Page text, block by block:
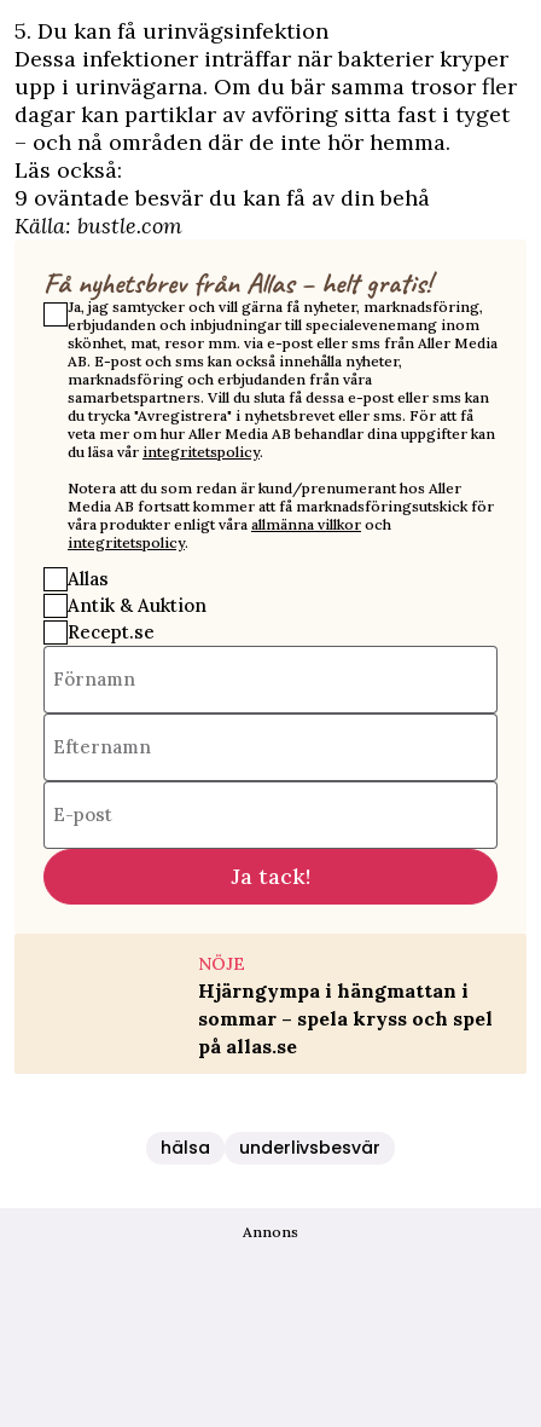
5. Du kan få urinvägsinfektion
Dessa infektioner inträffar när bakterier kryper
upp i urinvägarna. Om du bär samma trosor fler
dagar kan partiklar av avföring sitta fast i tyget
– och nå områden där de inte hör hemma.
Läs också:
9 oväntade besvär du kan få av din behå
Källa: bustle.com
Få nyhetsbrev från Allas – helt gratis!
Ja, jag samtycker och vill gärna få nyheter, marknadsföring,
erbjudanden och inbjudningar till specialevenemang inom
skönhet, mat, resor mm. via e-post eller sms från Aller Media
AB. E-post och sms kan också innehålla nyheter,
marknadsföring och erbjudanden från våra
samarbetspartners. Vill du sluta få dessa e-post eller sms kan
du trycka "Avregistrera" i nyhetsbrevet eller sms. För att få
veta mer om hur Aller Media AB behandlar dina uppgifter kan
du läsa vår integritetspolicy.
Notera att du som redan är kund/prenumerant hos Aller
Media AB fortsatt kommer att få marknadsföringsutskick för
våra produkter enligt våra allmänna villkor och
integritetspolicy.
Allas
Antik & Auktion
Recept.se
Förnamn
Efternamn
E-post
Ja tack!
NÖJE
Hjärngympa i hängmattan i
sommar – spela kryss och spel
på allas.se
hälsa underlivsbesvär
Annons